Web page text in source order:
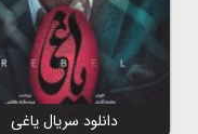
دانلود سریال یاغی